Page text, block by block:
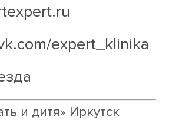
expert_klinika
и дитя» Иркутск